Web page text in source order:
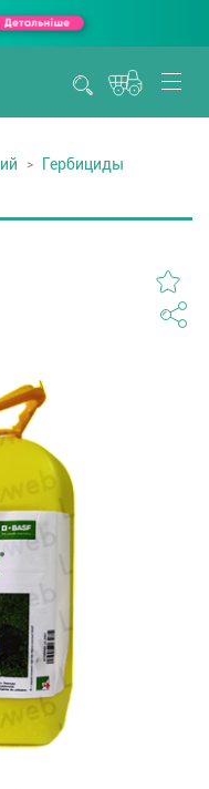
Гербициды